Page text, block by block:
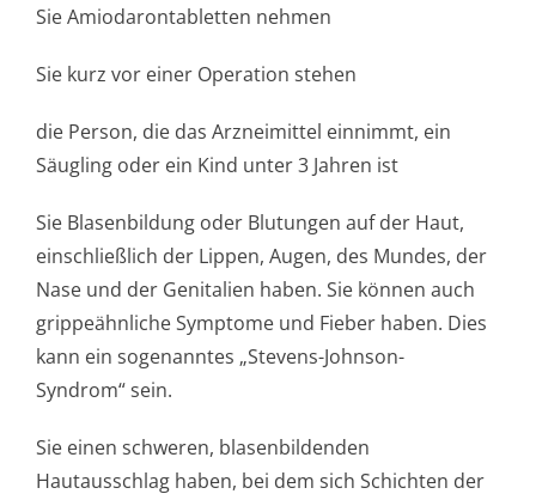
Sie Amiodarontabletten nehmen
Sie kurz vor einer Operation stehen
die Person, die das Arzneimittel einnimmt, ein
Säugling oder ein Kind unter 3 Jahren ist
Sie Blasenbildung oder Blutungen auf der Haut,
einschließlich der Lippen, Augen, des Mundes, der
Nase und der Genitalien haben. Sie können auch
grippeähnliche Symptome und Fieber haben. Dies
kann ein sogenanntes „Stevens-Johnson-
Syndrom“ sein.
Sie einen schweren, blasenbildenden
Hautausschlag haben, bei dem sich Schichten der